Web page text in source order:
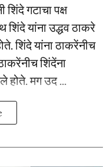
गटाचा पक्ष
यांना उद्धव ठाकरे
शिंदे यांना ठाकरेंनीच
शिंदेंना
होते. मग उद ...